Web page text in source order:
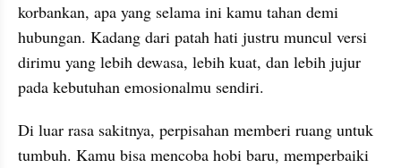
korbankan, apa yang selama ini kamu tahan demi
hubungan. Kadang dari patah hati justru muncul versi
dirimu yang lebih dewasa, lebih kuat, dan lebih jujur
pada kebutuhan emosionalmu sendiri.
Di luar rasa sakitnya, perpisahan memberi ruang untuk
tumbuh. Kamu bisa mencoba hobi baru, memperbaiki